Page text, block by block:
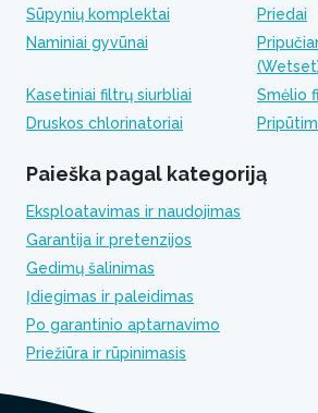
Sūpynių komplektai
Priedai
Naminiai gyvūnai
Kasetiniai filtrų siurbliai
Smėlio
Druskos chlorinatoriai
Paieška pagal kategoriją
Eksploatavimas ir naudojimas
Garantija ir pretenzijos
Gedimų šalinimas
Įdiegimas ir paleidimas
Po garantinio aptarnavimo
Priežiūra ir rūpinimasis